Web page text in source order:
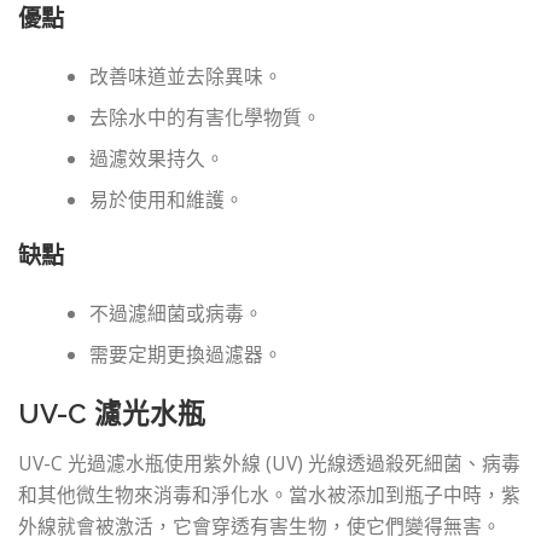
優點
改善味道並去除異味。
去除水中的有害化學物質。
過濾效果持久。
易於使用和維護。
缺點
不過濾細菌或病毒。
需要定期更換過濾器。
UV-C 濾光水瓶
UV-C 光過濾水瓶使用紫外線 (UV) 光線透過殺死細菌、病毒
和其他微生物來消毒和淨化水。當水被添加到瓶子中時，紫
外線就會被激活，它會穿透有害生物，使它們變得無害。